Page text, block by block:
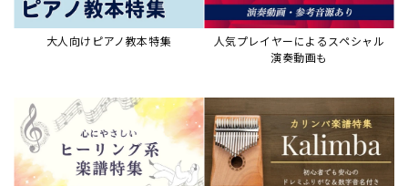
大人向けピアノ教本特集
人気プレイヤーによるスペシャル
演奏動画も